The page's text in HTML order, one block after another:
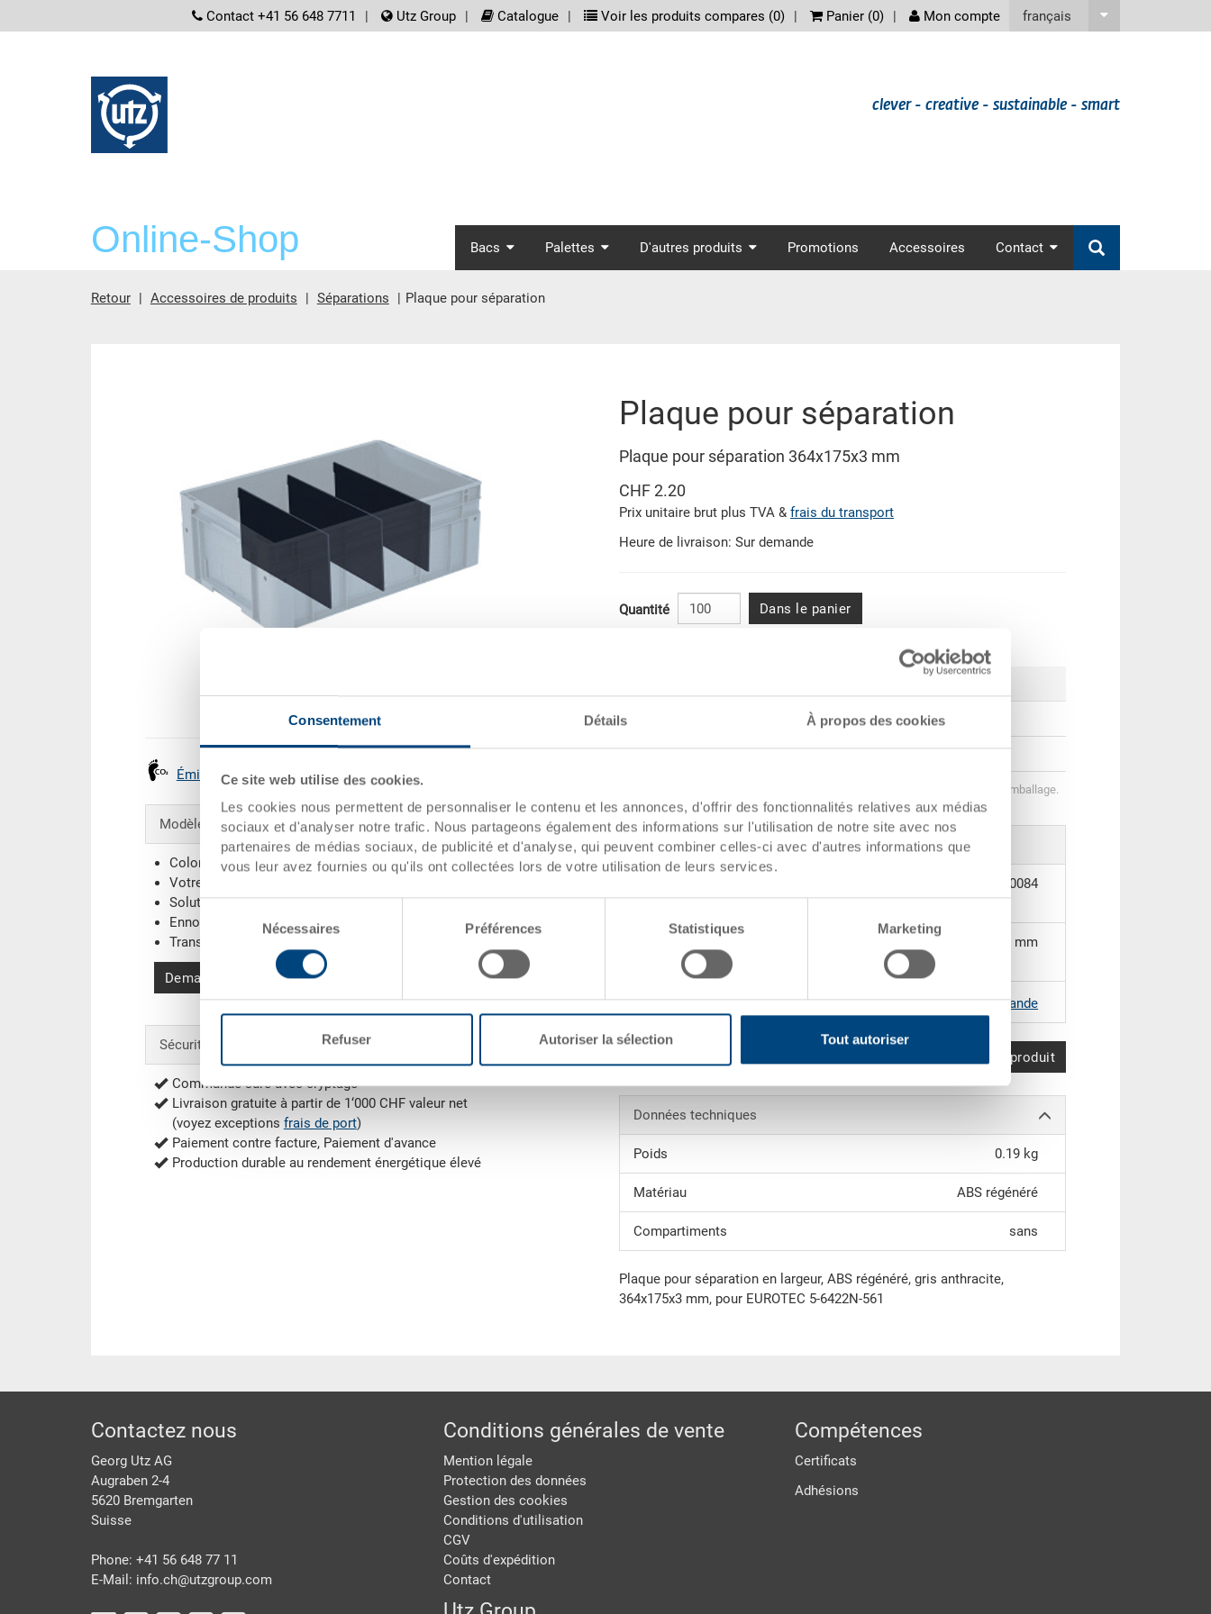
Consentement Détails À propos des cookies
Ce site web utilise des cookies.
Les cookies nous permettent de personnaliser le contenu et les annonces, d'offrir des fonctionnalités relatives aux médias
sociaux et d'analyser notre trafic. Nous partageons également des informations sur l'utilisation de notre site avec nos
partenaires de médias sociaux, de publicité et d'analyse, qui peuvent combiner celles-ci avec d'autres informations que
vous leur avez fournies ou qu'ils ont collectées lors de votre utilisation de leurs services.
Sélection
consentement
Nécessaires Préférences Statistiques Marketing
Refuser Autoriser la sélection Tout autoriser
français
screenreader.meta_nav
Contact +41 56 648 7711 Utz Group Catalogue Voir les produits compares (0) Panier (0) Mon compte
clever - creative - sustainable - smart
Online-Shop screenreader.main_nav
Bacs Palettes D'autres produits Promotions Accessoires Contact
Retour Accessoires de produits Séparations Plaque pour séparation
Émissions
Modèles spéciaux - Notre domaine de spécialisation
Coloris supplémentaires
Votre logo / Marquage
Solutions de systèmes individuels
Ennoblissements
Transpondeur (RFID) / Codes-barres
Demander une offre
Sécurité & Commande
Commande sûre avec cryptage
Livraison gratuite à partir de 1‘000 CHF valeur net
(voyez exceptions frais de port)
Paiement contre facture, Paiement d'avance
Production durable au rendement énergétique élevé
Plaque pour séparation
Plaque pour séparation 364x175x3 mm
CHF 2.20
Prix unitaire brut plus TVA & frais du transport
Heure de livraison: Sur demande
Quantité
Dans le panier
Dès 100 pièces CHF 1.65
Dès 250 pièces CHF 1.45
Quantités échelonnées correspondent aux unités d’emballage.
dates de l'article
commande
26-3-0084
extérieures:
364 x 175 x 3 mm
Coloris: |Coloris supplémentaires sur demande
Comparer le produit
Données techniques
Poids 0.19 kg
Matériau ABS régénéré
Compartiments sans
Plaque pour séparation en largeur, ABS régénéré, gris anthracite,
364x175x3 mm, pour EUROTEC 5-6422N-561
pied de page
Contactez nous
Georg Utz AG
Augraben 2-4
5620 Bremgarten
Suisse
Phone: +41 56 648 77 11
E-Mail: info.ch@utzgroup.com
Conditions générales de vente
Mention légale
Protection des données
Gestion des cookies
Conditions d'utilisation
CGV
Coûts d'expédition
Contact
Compétences
Certificats
Adhésions